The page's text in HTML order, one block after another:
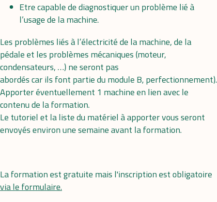
Etre capable de diagnostiquer un problème lié à
l’usage de la machine.
Les problèmes liés à l’électricité de la machine, de la
pédale et les problèmes mécaniques (moteur,
condensateurs, …) ne seront pas
abordés car ils font partie du module B, perfectionnement).
Apporter éventuellement 1 machine en lien avec le
contenu de la formation.
Le tutoriel et la liste du matériel à apporter vous seront
envoyés environ une semaine avant la formation.
La formation est gratuite mais l'inscription est obligatoire
via le formulaire.